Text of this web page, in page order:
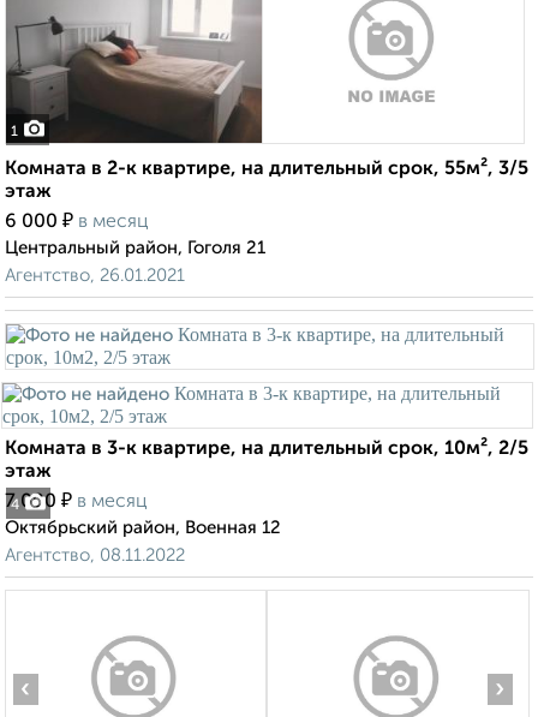
1
Комната в 2-к квартире, на длительный срок, 55м², 3/5
этаж
6 000 ₽ в месяц
Центральный район, Гоголя 21
Агентство, 26.01.2021
4
Комната в 3-к квартире, на длительный срок, 10м², 2/5
этаж
7 000 ₽ в месяц
Октябрьский район, Военная 12
Агентство, 08.11.2022
‹ ›